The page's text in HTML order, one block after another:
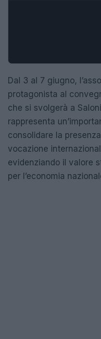
Dal 3 al 7 giugno,
protagonista al
che si svolgerà a
rappresenta
consolidare la
vocazione
evidenziando il valore
per l’economia